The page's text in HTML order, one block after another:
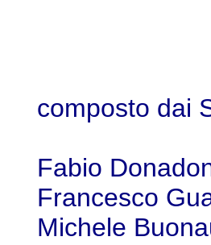
composto dai
Fabio
Francesco
Michele